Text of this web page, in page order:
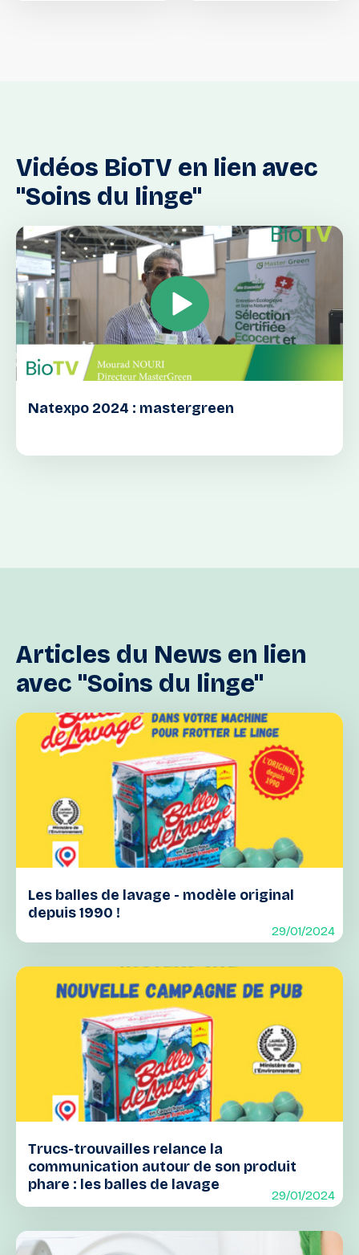
Vidéos BioTV en lien avec
"Soins du linge"
Natexpo 2024 : mastergreen
Articles du News en lien
avec "Soins du linge"
Les balles de lavage - modèle original
depuis 1990 !
29/01/2024
Trucs-trouvailles relance la
communication autour de son produit
phare : les balles de lavage
29/01/2024